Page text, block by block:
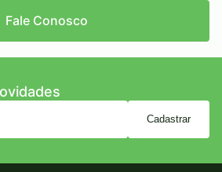
Fale Conosco
Cadastrar